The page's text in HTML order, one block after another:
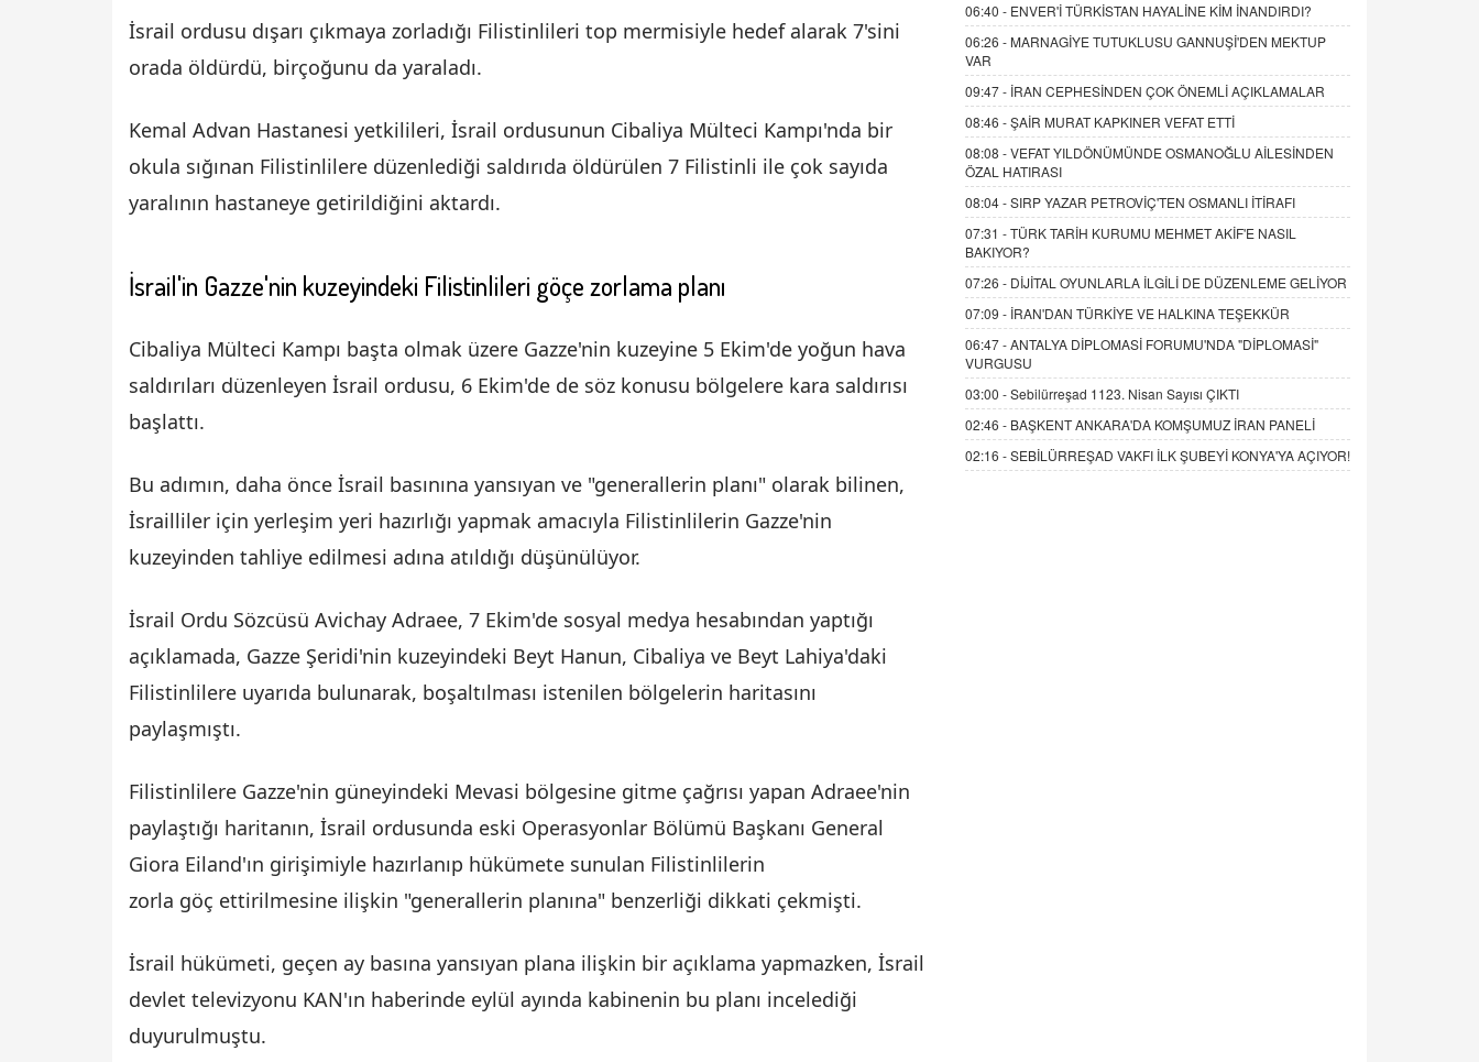
İsrail ordusu dışarı çıkmaya zorladığı Filistinlileri top mermisiyle hedef alarak 7'sini
orada öldürdü, birçoğunu da yaraladı.
Kemal Advan Hastanesi yetkilileri, İsrail ordusunun Cibaliya Mülteci Kampı'nda bir
okula sığınan Filistinlilere düzenlediği saldırıda öldürülen 7 Filistinli ile çok sayıda
yaralının hastaneye getirildiğini aktardı.
İsrail'in Gazze'nin kuzeyindeki Filistinlileri göçe zorlama planı
Cibaliya Mülteci Kampı başta olmak üzere Gazze'nin kuzeyine 5 Ekim'de yoğun hava
saldırıları düzenleyen İsrail ordusu, 6 Ekim'de de söz konusu bölgelere kara saldırısı
başlattı.
Bu adımın, daha önce İsrail basınına yansıyan ve "generallerin planı" olarak bilinen,
İsrailliler için yerleşim yeri hazırlığı yapmak amacıyla Filistinlilerin Gazze'nin
kuzeyinden tahliye edilmesi adına atıldığı düşünülüyor.
İsrail Ordu Sözcüsü Avichay Adraee, 7 Ekim'de sosyal medya hesabından yaptığı
açıklamada, Gazze Şeridi'nin kuzeyindeki Beyt Hanun, Cibaliya ve Beyt Lahiya'daki
Filistinlilere uyarıda bulunarak, boşaltılması istenilen bölgelerin haritasını
paylaşmıştı.
Filistinlilere Gazze'nin güneyindeki Mevasi bölgesine gitme çağrısı yapan Adraee'nin
paylaştığı haritanın, İsrail ordusunda eski Operasyonlar Bölümü Başkanı General
Giora Eiland'ın girişimiyle hazırlanıp hükümete sunulan Filistinlilerin
zorla göç ettirilmesine ilişkin "generallerin planına" benzerliği dikkati çekmişti.
İsrail hükümeti, geçen ay basına yansıyan plana ilişkin bir açıklama yapmazken, İsrail
devlet televizyonu KAN'ın haberinde eylül ayında kabinenin bu planı incelediği
duyurulmuştu.
06:40 - ENVER'İ TÜRKİSTAN HAYALİNE KİM İNANDIRDI?
06:26 - MARNAGİYE TUTUKLUSU GANNUŞİ'DEN MEKTUP
VAR
09:47 - İRAN CEPHESİNDEN ÇOK ÖNEMLİ AÇIKLAMALAR
08:46 -ŞAİR MURAT KAPKINER VEFAT ETTİ
08:08 -VEFAT YILDÖNÜMÜNDE OSMANOĞLU AİLESİNDEN
ÖZAL HATIRASI
08:04 -SIRP YAZAR PETROVİÇ'TEN OSMANLI İTİRAFI
07:31 -TÜRK TARİH KURUMU MEHMET AKİF'E NASIL
BAKIYOR?
07:26 - DİJİTAL OYUNLARLA İLGİLİ DE DÜZENLEME GELİYOR
07:09 - İRAN'DAN TÜRKİYE VE HALKINA TEŞEKKÜR
06:47 -ANTALYA DİPLOMASİ FORUMU'NDA "DİPLOMASİ"
VURGUSU
03:00 -Sebilürreşad 1123. Nisan Sayısı ÇIKTI
02:46 - BAŞKENT ANKARA'DA KOMŞUMUZ İRAN PANELİ
02:16 -SEBİLÜRREŞAD VAKFI İLK ŞUBEYİ KONYA'YA AÇIYOR!